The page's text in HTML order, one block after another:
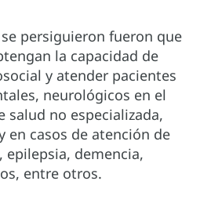
persiguieron fueron que
la capacidad de
y atender pacientes
neurológicos en el
salud no especializada,
en casos de atención de
epilepsia, demencia,
entre otros.